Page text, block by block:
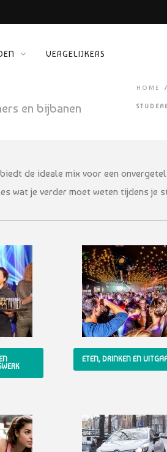
VERGELIJKERS
en bijbanen
HOME /
de ideale mix voor een
wat je verder moet weten tijdens je
ETEN, DRINKEN EN